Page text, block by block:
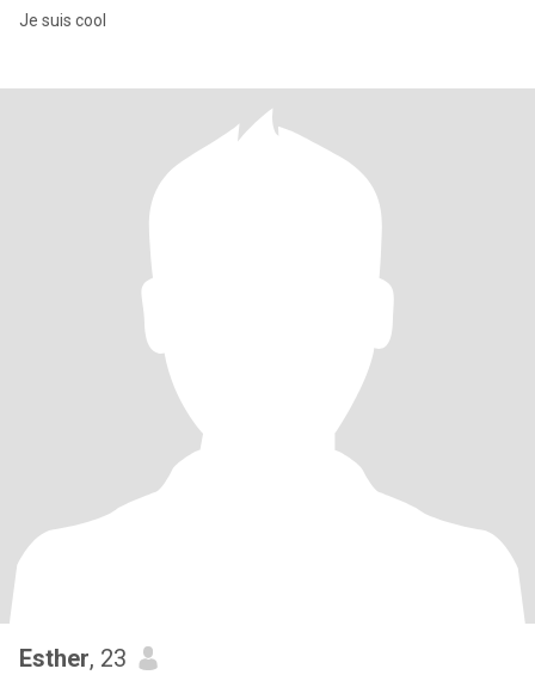
Je suis cool
Esther, 23